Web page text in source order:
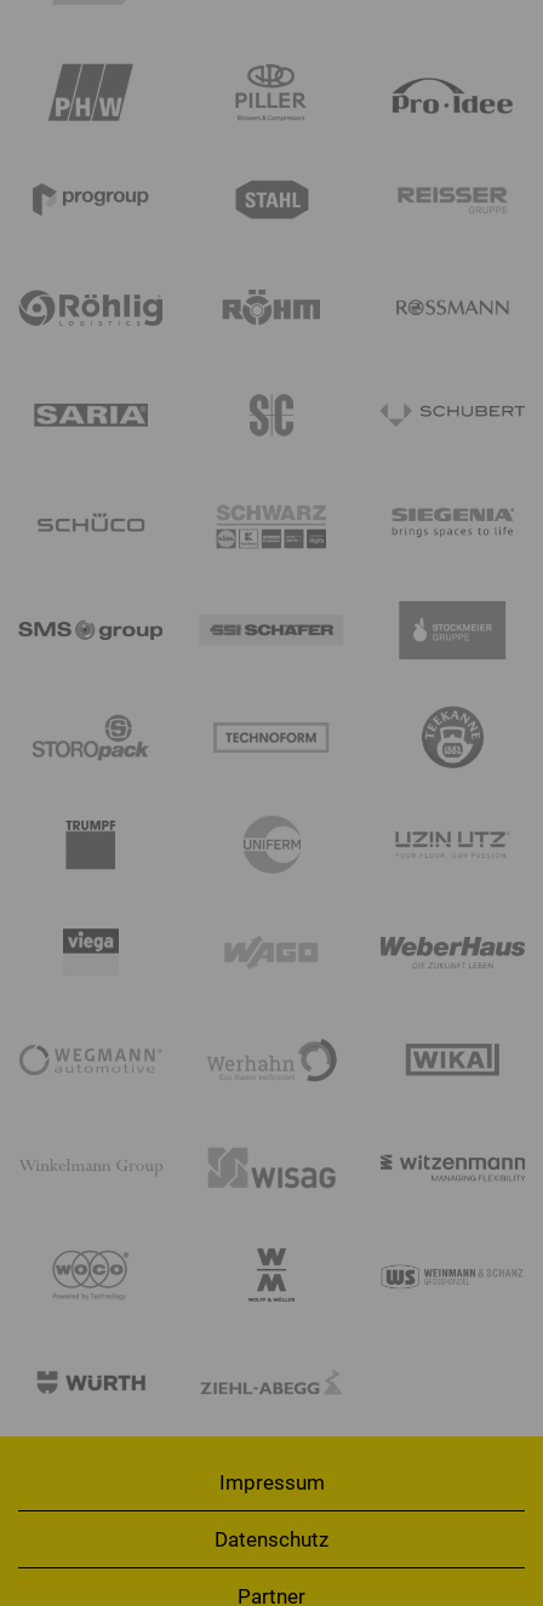
Impressum
Datenschutz
Partner